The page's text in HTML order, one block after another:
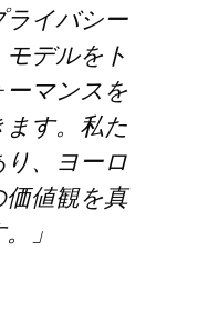
イバシー
デルをト
マンスを
す。私た
、ヨーロ
値観を真
」